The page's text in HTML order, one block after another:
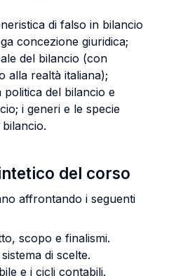
di falso in bilancio
concezione giuridica;
del bilancio (con
alla realtà italiana);
politica del bilancio e
i generi e le specie
del corso
affrontando i seguenti
scopo e finalismi.
di scelte.
e i cicli contabili.